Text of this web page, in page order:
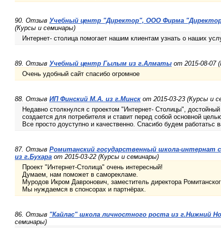
90. Отзыв Учебный центр "Директор", ООО Фирма
(Курсы и семинары)
Интернет- столица помогает нашим клиентам узнать о наших
89. Отзыв Учебный центр Гылым из г.Алматы от 2015-08-07
Очень удобный сайт спасибо огромное
88. Отзыв ИП Финский М.А. из г.Минск от 2015-03-23 (Курсы и
Недавно столкнулся с проектом "Интернет- Столицы", достойный
создается для потребителя и ставит перед собой основной
Все просто доуступно и качественно. Спасибо будем
87. Отзыв Ромитанский государственный школа-интернат
из г.Бухара от 2015-03-22 (Курсы и семинары)
Проект "Интернет-Столица" очень интересный!
Думаем, нам поможет в саморекламе.
Муродов Икром Давронович, заместитель директора
Мы нуждаемся в спонсорах и партнёрах.
86. Отзыв "Кайлас" школа личностного роста из г.Нижний
семинары)